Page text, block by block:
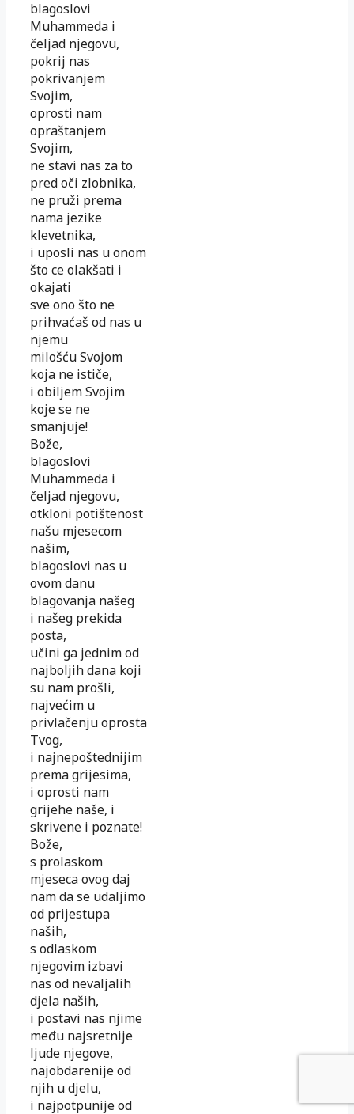
blagoslovi
Muhammeda i
čeljad njegovu,
pokrij nas
pokrivanjem
Svojim,
oprosti nam
opraštanjem
Svojim,
ne stavi nas za to
pred oči zlobnika,
ne pruži prema
nama jezike
klevetnika,
i uposli nas u onom
što ce olakšati i
okajati
sve ono što ne
prihvaćaš od nas u
njemu
milošću Svojom
koja ne ističe,
i obiljem Svojim
koje se ne
smanjuje!
Bože,
blagoslovi
Muhammeda i
čeljad njegovu,
otkloni potištenost
našu mjesecom
našim,
blagoslovi nas u
ovom danu
blagovanja našeg
i našeg prekida
posta,
učini ga jednim od
najboljih dana koji
su nam prošli,
najvećim u
privlačenju oprosta
Tvog,
i najnepoštednijim
prema grijesima,
i oprosti nam
grijehe naše, i
skrivene i poznate!
Bože,
s prolaskom
mjeseca ovog daj
nam da se udaljimo
od prijestupa
naših,
s odlaskom
njegovim izbavi
nas od nevaljalih
djela naših,
i postavi nas njime
među najsretnije
ljude njegove,
najobdarenije od
njih u djelu,
i najpotpunije od